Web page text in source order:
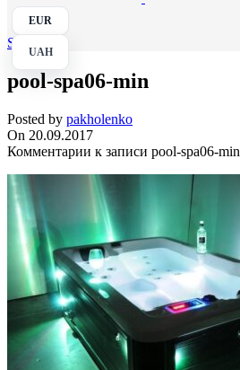
EUR
UAH
Search
pool-spa06-min
Posted by pakholenko
On 20.09.2017
Комментарии к записи pool-spa06-min